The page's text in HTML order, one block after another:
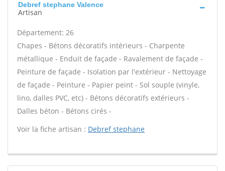
Debref stephane Valence
Artisan
Département: 26
Chapes - Bétons décoratifs intérieurs - Charpente
métallique - Enduit de façade - Ravalement de façade -
Peinture de façade - Isolation par l'extérieur - Nettoyage
de façade - Peinture - Papier peint - Sol souple (vinyle,
lino, dalles PVC, etc) - Bétons décoratifs extérieurs -
Dalles béton - Bétons cirés -
Voir la fiche artisan : Debref stephane